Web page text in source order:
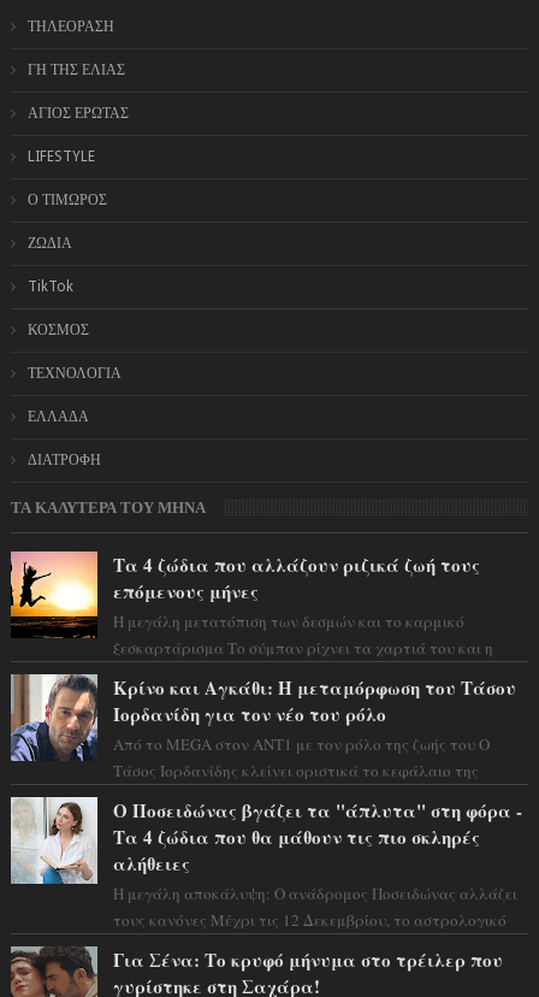
ΤΗΛΕΟΡΑΣΗ
ΓΗ ΤΗΣ ΕΛΙΑΣ
ΑΓΙΟΣ ΕΡΩΤΑΣ
LIFESTYLE
Ο ΤΙΜΩΡΟΣ
ΖΩΔΙΑ
TikTok
ΚΟΣΜΟΣ
ΤΕΧΝΟΛΟΓΙΑ
ΕΛΛΑΔΑ
ΔΙΑΤΡΟΦΗ
ΤΑ ΚΑΛΥΤΕΡΑ ΤΟΥ ΜΗΝΑ
Τα 4 ζώδια που αλλάζουν ριζικά ζωή τους
επόμενους μήνες
Η μεγάλη μετατόπιση των δεσμών και το καρμικό
ξεσκαρτάρισμα Το σύμπαν ρίχνει τα χαρτιά του και η
Κρίνο και Αγκάθι: Η μεταμόρφωση του Τάσου
Ιορδανίδη για τον νέο του ρόλο
Από το MEGA στον ΑΝΤ1 με τον ρόλο της ζωής του Ο
Τάσος Ιορδανίδης κλείνει οριστικά το κεφάλαιο της
Ο Ποσειδώνας βγάζει τα "άπλυτα" στη φόρα -
Τα 4 ζώδια που θα μάθουν τις πιο σκληρές
αλήθειες
Η μεγάλη αποκάλυψη: Ο ανάδρομος Ποσειδώνας αλλάζει
τους κανόνες Μέχρι τις 12 Δεκεμβρίου, το αστρολογικό
Για Σένα: Το κρυφό μήνυμα στο τρέιλερ που
γυρίστηκε στη Σαχάρα!